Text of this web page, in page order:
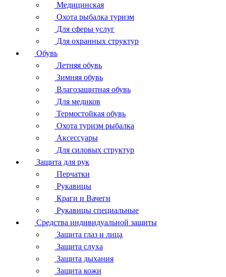
Медицинская
Охота рыбалка туризм
Для сферы услуг
Для охранных структур
Обувь
Летняя обувь
Зимняя обувь
Влагозащитная обувь
Для медиков
Термостойкая обувь
Охота туризм рыбалка
Аксессуары
Для силовых структур
Защита для рук
Перчатки
Рукавицы
Краги и Вачеги
Рукавицы специальные
Средства индивидуальной защиты
Защита глаз и лица
Защита слуха
Защита дыхания
Защита кожи